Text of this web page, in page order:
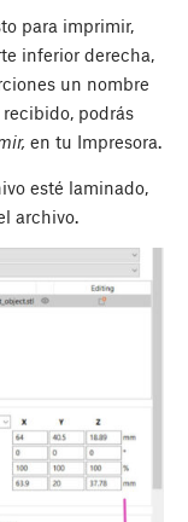
para imprimir,
inferior derecha,
un nombre
podrás
en tu Impresora.
esté laminado,
archivo.